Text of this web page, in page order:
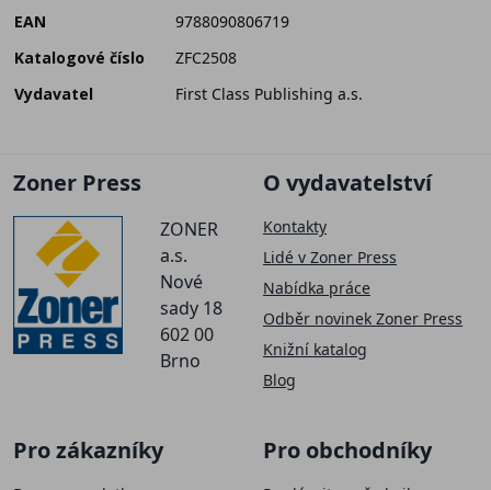
EAN
9788090806719
Katalogové číslo
ZFC2508
Vydavatel
First Class Publishing a.s.
Zoner Press
ZONER
a.s.
Nové
sady 18
602 00
Brno
O vydavatelství
Kontakty
Lidé v Zoner Press
Nabídka práce
Odběr novinek Zoner Press
Knižní katalog
Blog
Pro zákazníky Pro obchodníky